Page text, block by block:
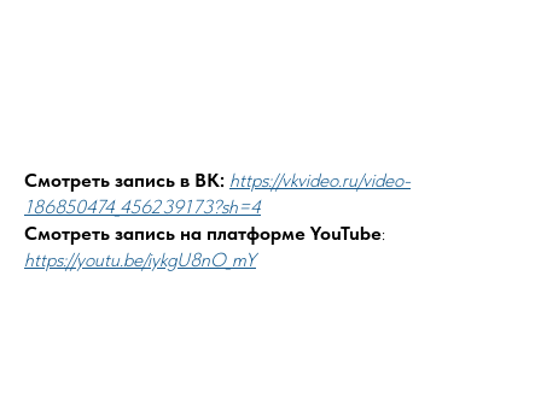
Смотреть запись в ВК: https://vkvideo.ru/video-
186850474_456239173?sh=4
Смотреть запись на платформе YouTube:
https://youtu.be/iykgU8nO_mY